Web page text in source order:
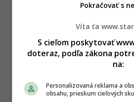
Víta ťa
S cieľom poskytovať
doteraz, podľa zákona
na:
Personalizovaná reklama a
obsahu, prieskum cieľových
Pokračovať s